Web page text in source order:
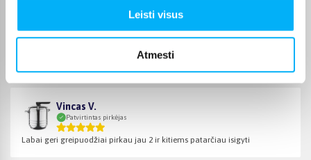
Leisti visus
Atmesti
Edita J.
Patvirtintas pirkėjas
Vincas V.
Patvirtintas pirkėjas
Labai geri greipuodžiai pirkau jau 2 ir kitiems patarčiau isigyti